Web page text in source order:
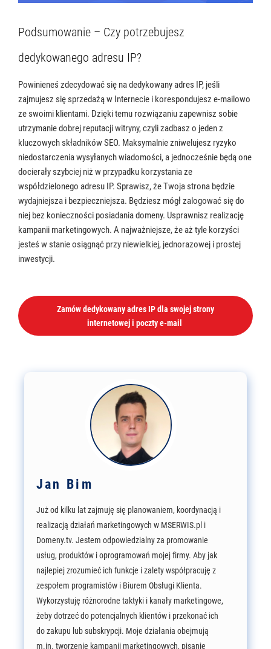
Podsumowanie – Czy potrzebujesz
dedykowanego adresu IP?
Powinieneś zdecydować się na dedykowany adres IP, jeśli
zajmujesz się sprzedażą w Internecie i korespondujesz e-mailowo
ze swoimi klientami. Dzięki temu rozwiązaniu zapewnisz sobie
utrzymanie dobrej reputacji witryny, czyli zadbasz o jeden z
kluczowych składników SEO. Maksymalnie zniwelujesz ryzyko
niedostarczenia wysyłanych wiadomości, a jednocześnie będą one
docierały szybciej niż w przypadku korzystania ze
współdzielonego adresu IP. Sprawisz, że Twoja strona będzie
wydajniejsza i bezpieczniejsza. Będziesz mógł zalogować się do
niej bez konieczności posiadania domeny. Usprawnisz realizację
kampanii marketingowych. A najważniejsze, że aż tyle korzyści
jesteś w stanie osiągnąć przy niewielkiej, jednorazowej i prostej
inwestycji.
Zamów dedykowany adres IP dla swojej strony
internetowej i poczty e-mail
Jan Bim
Już od kilku lat zajmuję się planowaniem, koordynacją i
realizacją działań marketingowych w MSERWIS.pl i
Domeny.tv. Jestem odpowiedzialny za promowanie
usług, produktów i oprogramowań mojej firmy. Aby jak
najlepiej zrozumieć ich funkcje i zalety współpracuję z
zespołem programistów i Biurem Obsługi Klienta.
Wykorzystuję różnorodne taktyki i kanały marketingowe,
żeby dotrzeć do potencjalnych klientów i przekonać ich
do zakupu lub subskrypcji. Moje działania obejmują
m.in. tworzenie kampanii marketingowych, pisanie